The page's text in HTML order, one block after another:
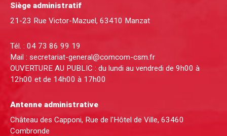
Siège administratif
21-23 Rue Victor-Mazuel, 63410 Manzat
Tél. : 04 73 86 99 19
Mail : secretariat-general@comcom-csm.fr
OUVERTURE AU PUBLIC : du lundi au vendredi de 9h00 à
12h00 et de 14h00 à 17h00
Antenne administrative
Château des Capponi, Rue de l'Hôtel de Ville, 63460
Combronde